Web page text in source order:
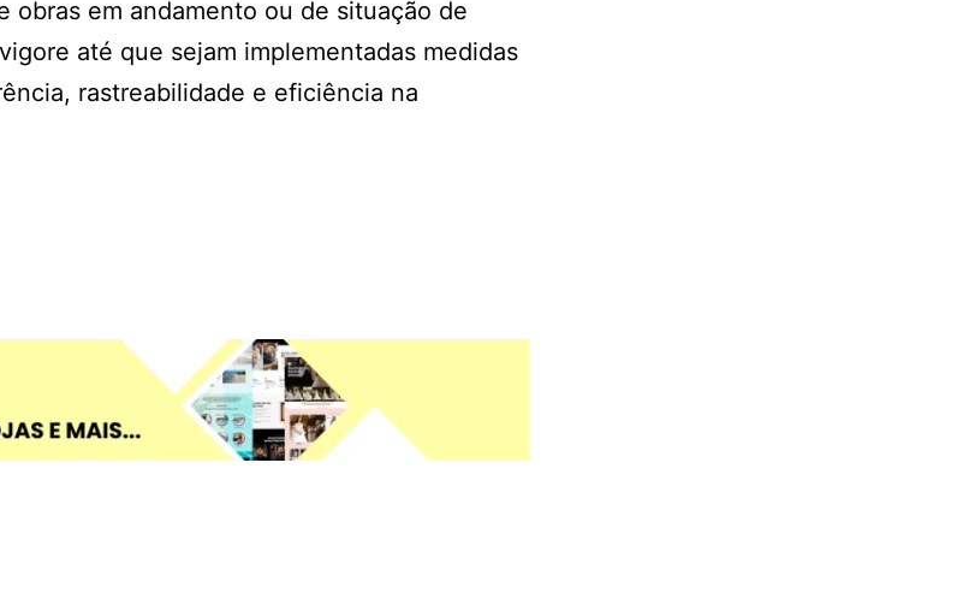
obras em andamento ou de situação de
até que sejam implementadas medidas
rastreabilidade e eficiência na